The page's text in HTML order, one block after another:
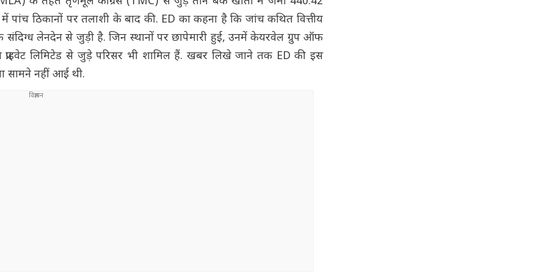
पांच ठिकानों पर तलाशी के बाद की. ED का कहना है कि जांच कथित वित्तीय
लेनदेन से जुड़ी है. जिन स्थानों पर छापेमारी हुई, उनमें केयरवेल ग्रुप ऑफ
लिमिटेड से जुड़े परिसर भी शामिल हैं. खबर लिखे जाने तक ED की इस
सामने नहीं आई थी.